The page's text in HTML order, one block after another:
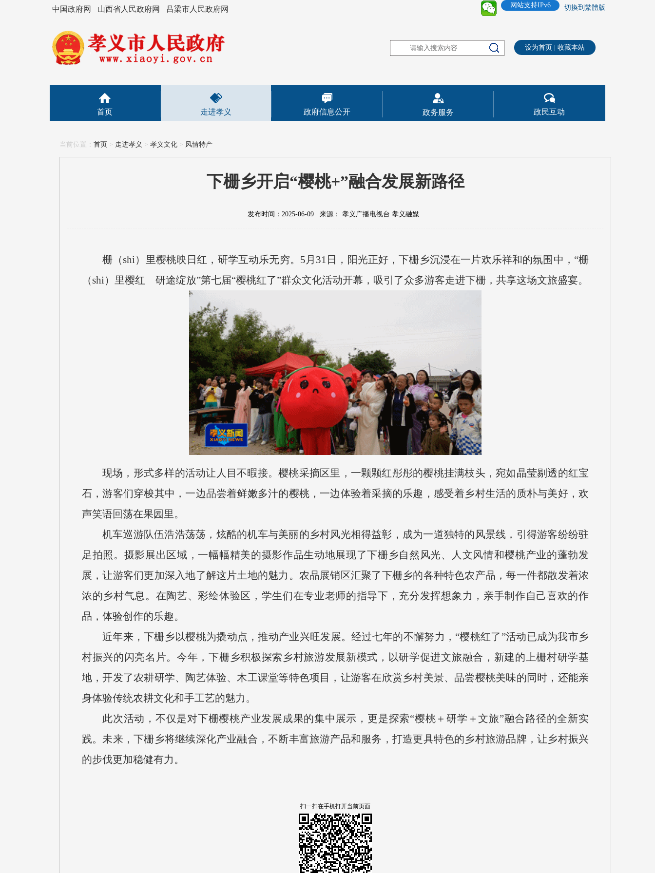
中国政府网 山西省人民政府网 吕梁市人民政府网 切換到繁體版
网站支持IPv6
设为首页 收藏本站
首页 走进孝义 政府信息公开 政务服务 政民互动
当前位置： 首页 > 走进孝义 > 孝义文化 > 风情特产
下栅乡开启“樱桃+”融合发展新路径
发布时间：2025-06-09 来源： 孝义广播电视台 孝义融媒
栅（shi）里樱桃映日红，研学互动乐无穷。5月31日，阳光正好，下栅乡沉浸在一片欢乐祥和的氛围中，“栅
（shi）里樱红 研途绽放”第七届“樱桃红了”群众文化活动开幕，吸引了众多游客走进下栅，共享这场文旅盛宴。
现场，形式多样的活动让人目不暇接。樱桃采摘区里，一颗颗红彤彤的樱桃挂满枝头，宛如晶莹剔透的红宝
石，游客们穿梭其中，一边品尝着鲜嫩多汁的樱桃，一边体验着采摘的乐趣，感受着乡村生活的质朴与美好，欢
声笑语回荡在果园里。
机车巡游队伍浩浩荡荡，炫酷的机车与美丽的乡村风光相得益彰，成为一道独特的风景线，引得游客纷纷驻
足拍照。摄影展出区域，一幅幅精美的摄影作品生动地展现了下栅乡自然风光、人文风情和樱桃产业的蓬勃发
展，让游客们更加深入地了解这片土地的魅力。农品展销区汇聚了下栅乡的各种特色农产品，每一件都散发着浓
浓的乡村气息。在陶艺、彩绘体验区，学生们在专业老师的指导下，充分发挥想象力，亲手制作自己喜欢的作
品，体验创作的乐趣。
近年来，下栅乡以樱桃为撬动点，推动产业兴旺发展。经过七年的不懈努力，“樱桃红了”活动已成为我市乡
村振兴的闪亮名片。今年，下栅乡积极探索乡村旅游发展新模式，以研学促进文旅融合，新建的上栅村研学基
地，开发了农耕研学、陶艺体验、木工课堂等特色项目，让游客在欣赏乡村美景、品尝樱桃美味的同时，还能亲
身体验传统农耕文化和手工艺的魅力。
此次活动，不仅是对下栅樱桃产业发展成果的集中展示，更是探索“樱桃＋研学＋文旅”融合路径的全新实
践。未来，下栅乡将继续深化产业融合，不断丰富旅游产品和服务，打造更具特色的乡村旅游品牌，让乡村振兴
的步伐更加稳健有力。
扫一扫在手机打开当前页面